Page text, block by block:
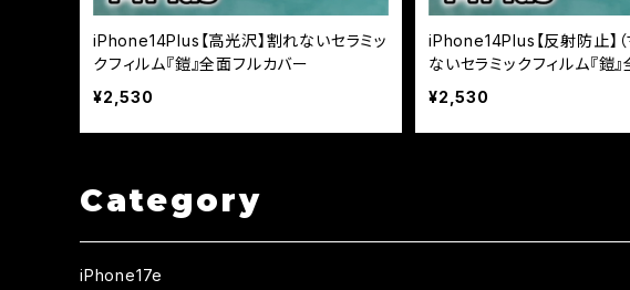
iPhone14Plus【高光沢】割れないセラミッ
クフィルム『鎧』全面フルカバー
¥2,530
iPhone14Plus【反射防止】（
ないセラミックフィルム『鎧
ー
¥2,530
Category
iPhone17e